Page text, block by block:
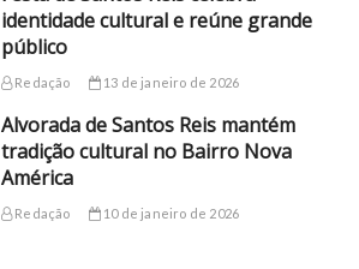
identidade cultural e reúne grande
público
Redação 13 de janeiro de 2026
Alvorada de Santos Reis mantém
tradição cultural no Bairro Nova
América
Redação 10 de janeiro de 2026